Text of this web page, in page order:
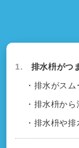
1. 排水枡がつ
・排水がス
・排水枡か
・排水枡や